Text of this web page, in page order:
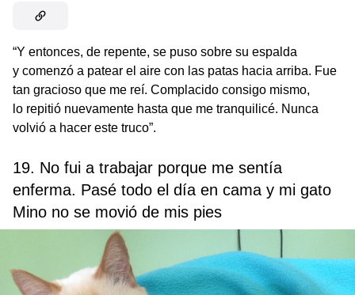
“Y entonces, de repente, se puso sobre su espalda
y comenzó a patear el aire con las patas hacia arriba. Fue
tan gracioso que me reí. Complacido consigo mismo,
lo repitió nuevamente hasta que me tranquilicé. Nunca
volvió a hacer este truco”.
19. No fui a trabajar porque me sentía
enferma. Pasé todo el día en cama y mi gato
Mino no se movió de mis pies